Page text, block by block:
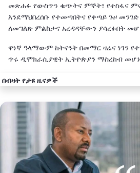
መጽሐፉ የውስጥን ቁጭትና ምኞት፣ የተስፋና
እንደማህበረሰቡ የተመጣበትና የቀጣይ ጉዞ
ለመግለጽ ምልከታና አረዳዳቸውን ያሳረፉበት
ዋነኛ ዓላማውም ከትናንት በመማር ዛሬና ነገን
ጥሩ ዲሞክራሲያዊት ኢትዮጵያን ማስረከብ
በብዛት የታዩ ዜናዎች